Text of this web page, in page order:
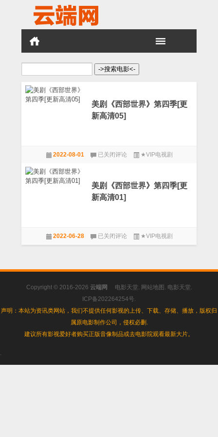
搜
美剧《西部世界》第四季[更
新高清05]
2022-08-01
剧
世
界》
第
新
高
已关闭评论 ★VIP电视剧
美剧《西部世界》第四季[更
新高清01]
2022-06-28
剧
界》
四
季
新
高
清
01]
已关闭评论 ★VIP电视剧
Copyright © 2016-2026 云端网 电影天堂. 网站地图 . 电影天堂.
ICP备202264254号.
声明：本站为资讯类网站，我们不提供任何影视的上传、下载、存储、播放，版权归
属原电影制作公司，侵权必删.
建议所有影视爱好者购买正版音像制品或去电影院观看最新大片。
.